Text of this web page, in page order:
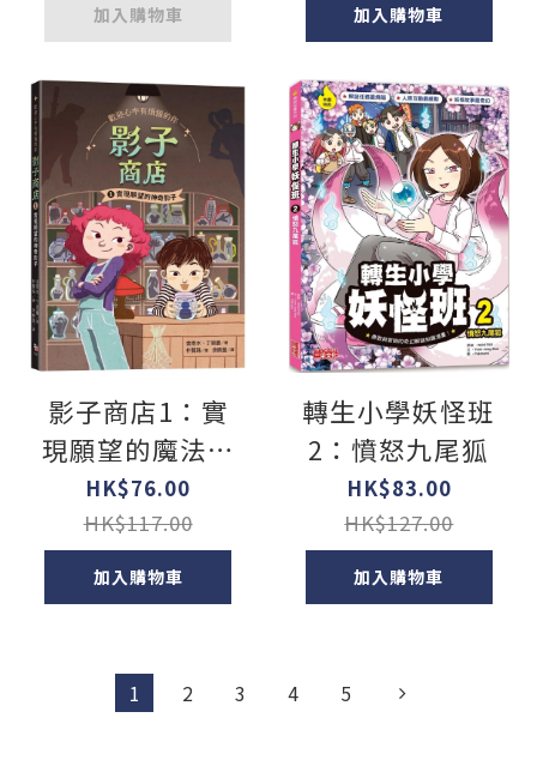
加入購物車 加入購物車
影子商店1：實
現願望的魔法影
子
HK$76.00
HK$117.00
加入購物車
轉生小學妖怪班
2：憤怒九尾狐
HK$83.00
HK$127.00
加入購物車
1 2 3 4 5